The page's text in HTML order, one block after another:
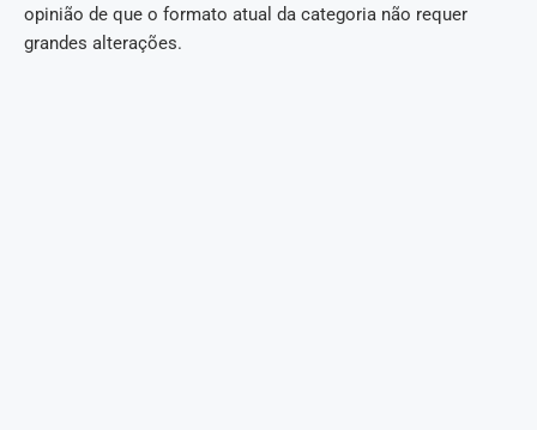
opinião de que o formato atual da categoria não requer
grandes alterações.